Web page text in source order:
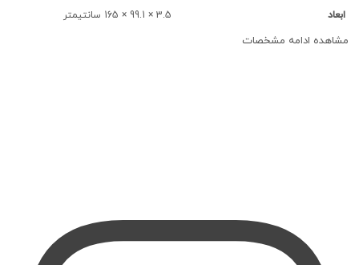
ابعاد
3.5 × 99.1 × 165 سانتیمتر
مشاهده ادامه مشخصات